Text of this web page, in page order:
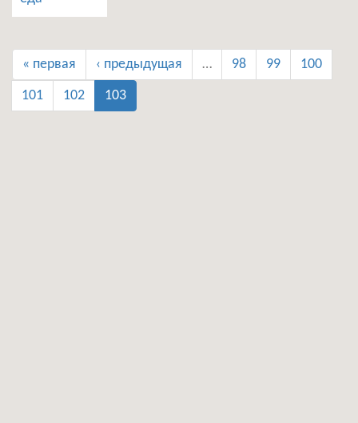
« первая ‹ предыдущая … 98 99 100
101 102 103